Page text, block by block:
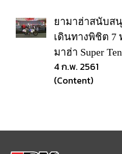
ยามาฮ่าสนับส
เดินทางพิชิต 7
มาฮ่า Super
4 ก.พ. 2561
(Content)